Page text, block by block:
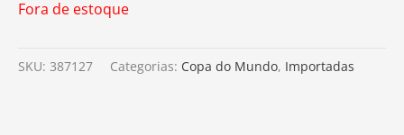
Fora de estoque
SKU: 387127 Categorias: Copa do Mundo, Importadas